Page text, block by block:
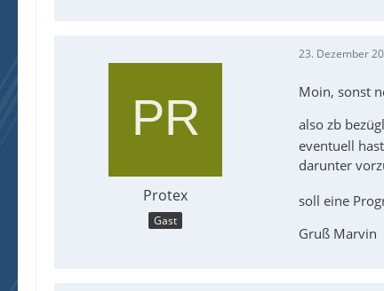
Protex
Gast
23. Dezember
Moin, sonst
also zb
eventuell
darunter
soll eine
Gruß Marvin